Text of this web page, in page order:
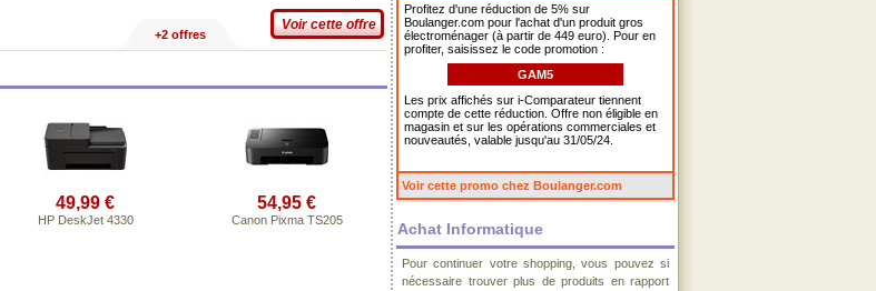
Voir cette offre
+2 offres
49,99 €
HP DeskJet 4330
54,95 €
Canon Pixma TS205
Profitez d'une réduction de 5% sur
Boulanger.com pour l'achat d'un produit gros
électroménager (à partir de 449 euro). Pour en
profiter, saisissez le code promotion :
GAM5
Les prix affichés sur i-Comparateur tiennent
compte de cette réduction. Offre non éligible en
magasin et sur les opérations commerciales et
nouveautés, valable jusqu'au 31/05/24.
Voir cette promo chez Boulanger.com
Achat Informatique
Pour continuer votre shopping, vous pouvez si
nécessaire trouver plus de produits en rapport